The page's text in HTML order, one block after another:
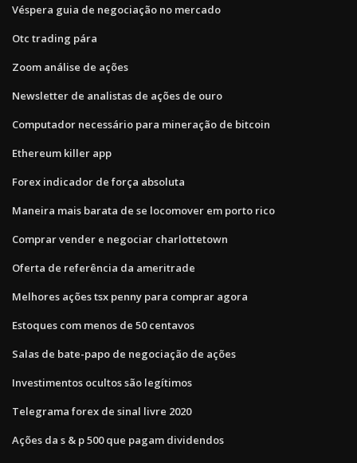
Véspera guia de negociação no mercado
Otc trading pára
Zoom análise de ações
Newsletter de analistas de ações de ouro
Computador necessário para mineração de bitcoin
Ethereum killer app
Forex indicador de força absoluta
Maneira mais barata de se locomover em porto rico
Comprar vender e negociar charlottetown
Oferta de referência da ameritrade
Melhores ações tsx penny para comprar agora
Estoques com menos de 50 centavos
Salas de bate-papo de negociação de ações
Investimentos ocultos são legítimos
Telegrama forex de sinal livre 2020
Ações da s & p 500 que pagam dividendos